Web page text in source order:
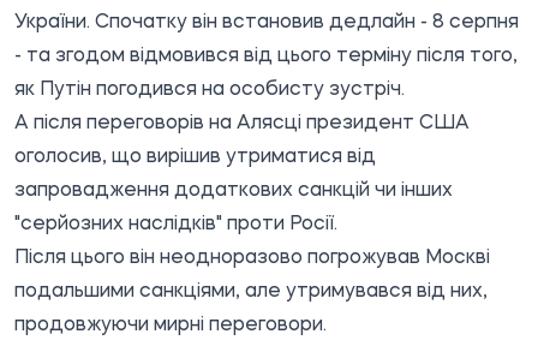
України. Спочатку він встановив дедлайн - 8 серпня
- та згодом відмовився від цього терміну після того,
як Путін погодився на особисту зустріч.
А після переговорів на Алясці президент США
оголосив, що вирішив утриматися від
запровадження додаткових санкцій чи інших
"серйозних наслідків" проти Росії.
Після цього він неодноразово погрожував Москві
подальшими санкціями, але утримувався від них,
продовжуючи мирні переговори.